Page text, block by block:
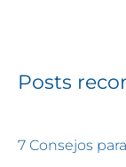
Posts
7 Consejos